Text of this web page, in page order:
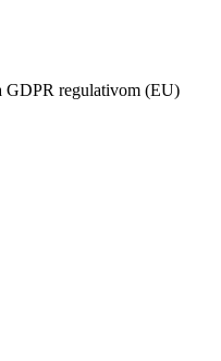
GDPR regulativom (EU)